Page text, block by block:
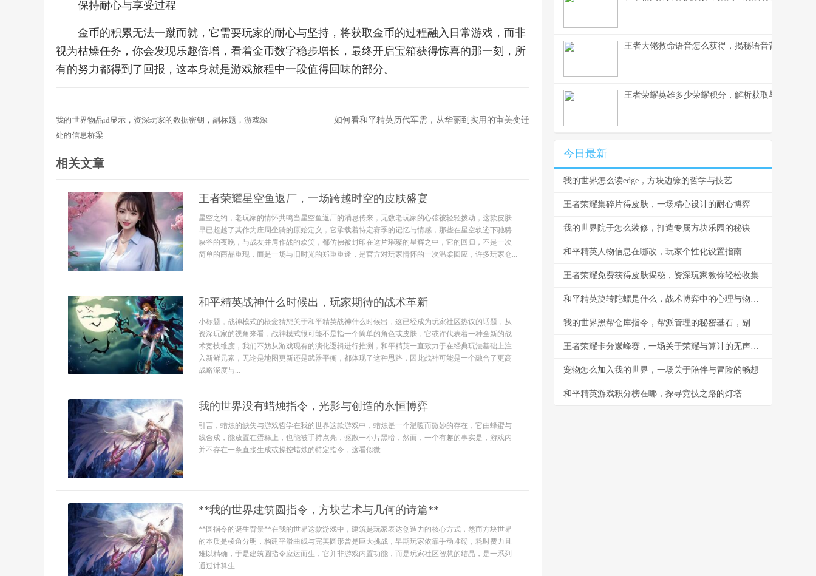
保持耐心与享受过程
金币的积累无法一蹴而就，它需要玩家的耐心与坚持，将获取金币的过程融入日常游戏，而非
视为枯燥任务，你会发现乐趣倍增，看着金币数字稳步增长，最终开启宝箱获得惊喜的那一刻，所
有的努力都得到了回报，这本身就是游戏旅程中一段值得回味的部分。
我的世界物品id显示，资深玩家的数据密钥，副标题，游戏深
处的信息桥梁
如何看和平精英历代军需，从华丽到实用的审美变迁
相关文章
王者荣耀星空鱼返厂，一场跨越时空的皮肤盛宴
星空之约，老玩家的情怀共鸣当星空鱼返厂的消息传来，无数老玩家的心弦被轻轻拨动，这款皮肤
早已超越了其作为庄周坐骑的原始定义，它承载着特定赛季的记忆与情感，那些在星空轨迹下驰骋
峡谷的夜晚，与战友并肩作战的欢笑，都仿佛被封印在这片璀璨的星辉之中，它的回归，不是一次
简单的商品重现，而是一场与旧时光的郑重重逢，是官方对玩家情怀的一次温柔回应，许多玩家仓...
和平精英战神什么时候出，玩家期待的战术革新
小标题，战神模式的概念猜想关于和平精英战神什么时候出，这已经成为玩家社区热议的话题，从
资深玩家的视角来看，战神模式很可能不是指一个简单的角色或皮肤，它或许代表着一种全新的战
术竞技维度，我们不妨从游戏现有的演化逻辑进行推测，和平精英一直致力于在经典玩法基础上注
入新鲜元素，无论是地图更新还是武器平衡，都体现了这种思路，因此战神可能是一个融合了更高
战略深度与...
我的世界没有蜡烛指令，光影与创造的永恒博弈
引言，蜡烛的缺失与游戏哲学在我的世界这款游戏中，蜡烛是一个温暖而微妙的存在，它由蜂蜜与
线合成，能放置在蛋糕上，也能被手持点亮，驱散一小片黑暗，然而，一个有趣的事实是，游戏内
并不存在一条直接生成或操控蜡烛的特定指令，这看似微...
**我的世界建筑圆指令，方块艺术与几何的诗篇**
**圆指令的诞生背景**在我的世界这款游戏中，建筑是玩家表达创造力的核心方式，然而方块世界
的本质是棱角分明，构建平滑曲线与完美圆形曾是巨大挑战，早期玩家依靠手动堆砌，耗时费力且
难以精确，于是建筑圆指令应运而生，它并非游戏内置功能，而是玩家社区智慧的结晶，是一系列
通过计算生...
王者大佬救命语音怎么获得，揭秘语音背后的荣耀
王者荣耀英雄多少荣耀积分，解析获取与使用之道
今日最新
我的世界怎么读edge，方块边缘的哲学与技艺
王者荣耀集碎片得皮肤，一场精心设计的耐心博弈
我的世界院子怎么装修，打造专属方块乐园的秘诀
和平精英人物信息在哪改，玩家个性化设置指南
王者荣耀免费获得皮肤揭秘，资深玩家教你轻松收集
和平精英旋转陀螺是什么，战术博弈中的心理与物理轴心
我的世界黑帮仓库指令，帮派管理的秘密基石，副标题，指令构筑的地下秩序与财富堡垒
王者荣耀卡分巅峰赛，一场关于荣耀与算计的无声战争
宠物怎么加入我的世界，一场关于陪伴与冒险的畅想
和平精英游戏积分榜在哪，探寻竞技之路的灯塔